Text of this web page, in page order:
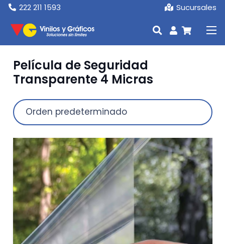
222 211 1593 Sucursales
Película de Seguridad
Transparente 4 Micras